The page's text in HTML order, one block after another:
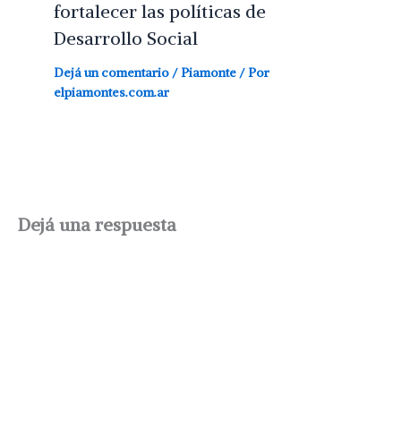
fortalecer las políticas de
Desarrollo Social
Dejá un comentario /Piamonte / Por
elpiamontes.com.ar
Dejá una respuesta